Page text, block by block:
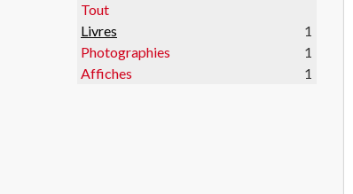
Tout
Livres
1
Photographies
1
Affiches
1